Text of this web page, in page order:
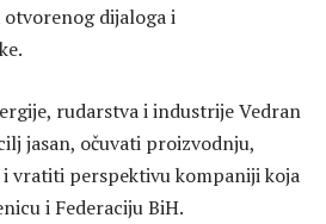
otvorenog dijaloga i
rudarstva i industrije Vedran
jasan, očuvati proizvodnju,
i vratiti perspektivu kompaniji koja
i Federaciju BiH.